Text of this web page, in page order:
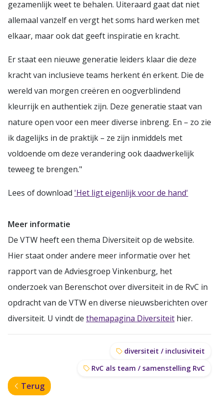
gezamenlijk weet te behalen. Uiteraard gaat dat niet
allemaal vanzelf en vergt het soms hard werken met
elkaar, maar ook dat geeft inspiratie en kracht.
Er staat een nieuwe generatie leiders klaar die deze
kracht van inclusieve teams herkent én erkent. Die de
wereld van morgen creëren en oogverblindend
kleurrijk en authentiek zijn. Deze generatie staat van
nature open voor een meer diverse inbreng. En – zo zie
ik dagelijks in de praktijk – ze zijn inmiddels met
voldoende om deze verandering ook daadwerkelijk
teweeg te brengen."
Lees of download 'Het ligt eigenlijk voor de hand'
Meer informatie
De VTW heeft een thema Diversiteit op de website.
Hier staat onder andere meer informatie over het
rapport van de Adviesgroep Vinkenburg, het
onderzoek van Berenschot over diversiteit in de RvC in
opdracht van de VTW en diverse nieuwsberichten over
diversiteit. U vindt de themapagina Diversiteit hier.
diversiteit / inclusiviteit
RvC als team / samenstelling RvC
Terug